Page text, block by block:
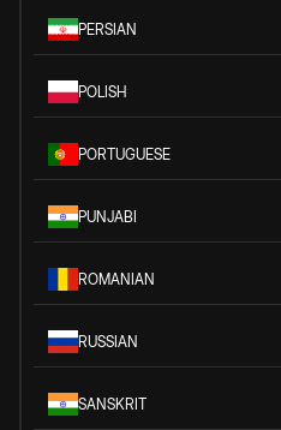
PERSIAN
POLISH
PORTUGUESE
PUNJABI
ROMANIAN
RUSSIAN
SANSKRIT